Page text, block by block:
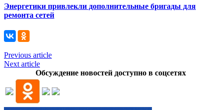
Энергетики привлекли дополнительные бригады для
ремонта сетей
Previous article
Next article
Обсуждение новостей доступно в соцсетях